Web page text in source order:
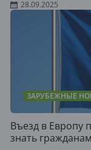
28.09.2025
ЗАРУБЕЖНЫЕ
Въезд в Европу
знать